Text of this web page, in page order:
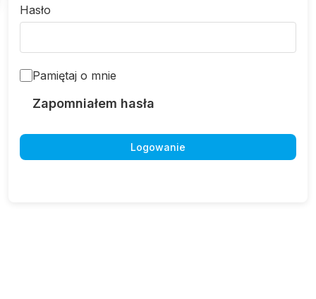
Hasło
Pamiętaj o mnie
Zapomniałem hasła
Logowanie